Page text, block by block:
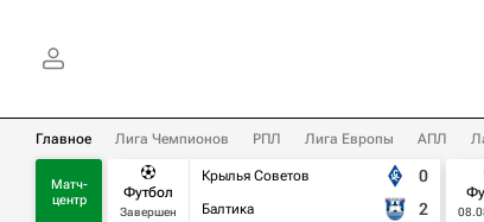
Главное Лига Чемпионов РПЛ Лига Европы АПЛ
Матч-
центр
Футбол
Завершен
Крылья Советов
Балтика
0
2